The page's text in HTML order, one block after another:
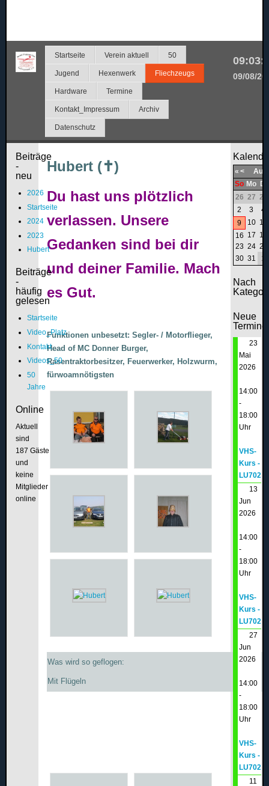
Startseite Verein aktuell 50
Jugend Hexenwerk Fliechzeugs
Hardware Termine
Kontakt_Impressum Archiv
Datenschutz
09/08/
Hubert (✝)
Du hast uns plötzlich
verlassen. Unsere
Gedanken sind bei dir
und deiner Familie. Mach
es Gut.
Funktionen unbesetzt: Segler- / Motorflieger,
Head of MC Donner Burger,
Rasentraktorbesitzer, Feuerwerker, Holzwurm,
fürwoamnötigsten
Was wird so geflogen:
Mit Flügeln
Beiträge
-
neu
2026
Startseite
2024
2023
Hubert
Beiträge
-
häufig
gelesen
Startseite
Video_Platz
Kontakt
Videos_50
50
Jahre
Online
Aktuell
sind
187 Gäste
und
keine
Mitglieder
online
« <
So Mo Di
26 27 28
2
3
4
9
10 11
16 17 18
23 24 25
30 31 1
Nach
Neue
Termine
23
Mai
2026
14:00
-
18:00
Uhr
VHS-
Kurs -
LU702
13
Jun
2026
14:00
-
18:00
Uhr
VHS-
Kurs -
LU702
27
Jun
2026
14:00
-
18:00
Uhr
VHS-
Kurs -
LU702
11